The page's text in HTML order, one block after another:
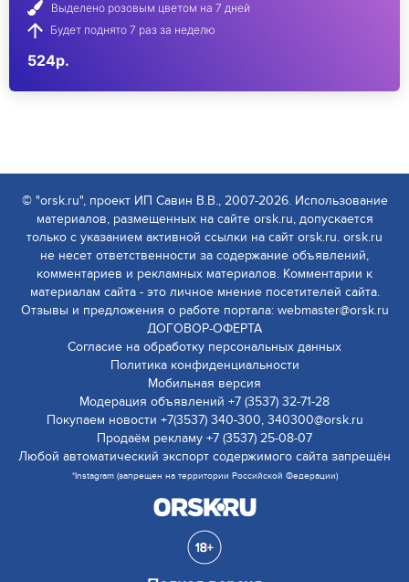
Выделено розовым цветом на 7 дней
Будет поднято 7 раз за неделю
524р.
© "orsk.ru", проект ИП Савин В.В., 2007-2026. Использование
материалов, размещенных на сайте orsk.ru, допускается
только с указанием активной ссылки на сайт orsk.ru. orsk.ru
не несет ответственности за содержание объявлений,
комментариев и рекламных материалов. Комментарии к
материалам сайта - это личное мнение посетителей сайта.
Отзывы и предложения о работе портала: webmaster@orsk.ru
ДОГОВОР-ОФЕРТА
Согласие на обработку персональных данных
Политика конфиденциальности
Мобильная версия
Модерация объявлений +7 (3537) 32-71-28
Покупаем новости +7(3537) 340-300, 340300@orsk.ru
Продаём рекламу +7 (3537) 25-08-07
Любой автоматический экспорт содержимого сайта запрещён
*Instagram (запрещен на территории Российской Федерации)